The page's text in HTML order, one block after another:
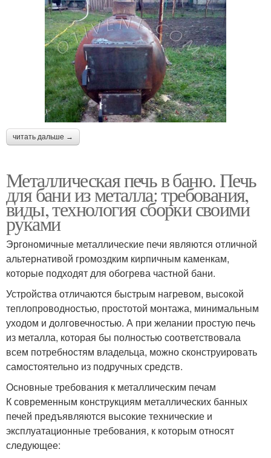
читать дальше →
Металлическая печь в баню. Печь
для бани из металла: требования,
виды, технология сборки своими
руками
Эргономичные металлические печи являются отличной
альтернативой громоздким кирпичным каменкам,
которые подходят для обогрева частной бани.
Устройства отличаются быстрым нагревом, высокой
теплопроводностью, простотой монтажа, минимальным
уходом и долговечностью. А при желании простую печь
из металла, которая бы полностью соответствовала
всем потребностям владельца, можно сконструировать
самостоятельно из подручных средств.
Основные требования к металлическим печам
К современным конструкциям металлических банных
печей предъявляются высокие технические и
эксплуатационные требования, к которым относят
следующее: